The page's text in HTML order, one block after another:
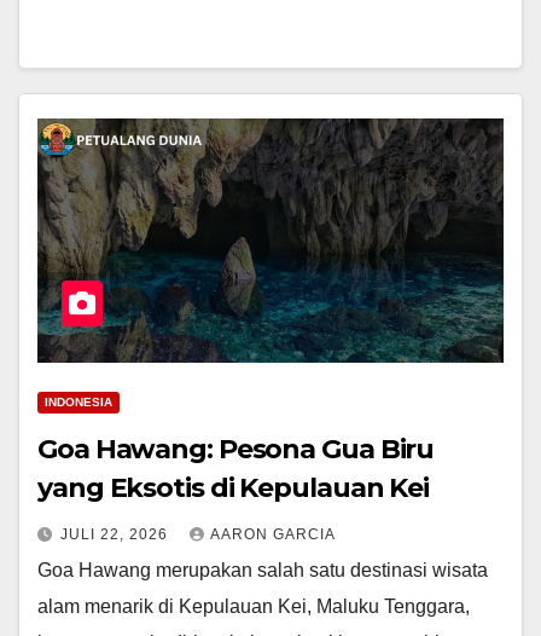
INDONESIA
Goa Hawang: Pesona Gua Biru
yang Eksotis di Kepulauan Kei
JULI 22, 2026 AARON GARCIA
Goa Hawang merupakan salah satu destinasi wisata
alam menarik di Kepulauan Kei, Maluku Tenggara,